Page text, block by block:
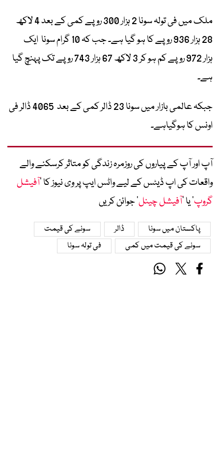
ملک میں فی تولہ سونا 2 ہزار 300 روپے کمی کے بعد 4 لاکھ
28 ہزار 936 روپے کا ہو گیا ہے۔ جب کہ 10 گرام سونا ایک
ہزار 972 روپے کم ہو کر 3 لاکھ 67 ہزار 743 روپے تک پہنچ گیا
ہے۔
جبکہ عالمی بازار میں سونا 23 ڈالر کمی کے بعد 4065 ڈالر فی
اونس کا ہوگیاہے۔
آپ اور آپ کے پیاروں کی روزمرہ زندگی کو متاثر کرسکنے والے
واقعات کی اپ ڈیٹس کے لیے واٹس ایپ پر وی نیوز کا ’آفیشل
گروپ‘ یا ’آفیشل چینل‘ جوائن کریں
پاکستان میں سونا ڈالر
سونے کی قیمت
سونے کی قیمت میں کمی
فی تولہ سونا